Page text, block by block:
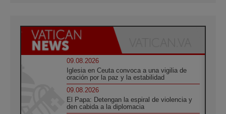
09.08.2026
Iglesia en Ceuta convoca a una vigilia de
oración por la paz y la estabilidad
09.08.2026
El Papa: Detengan la espiral de violencia y
den cabida a la diplomacia